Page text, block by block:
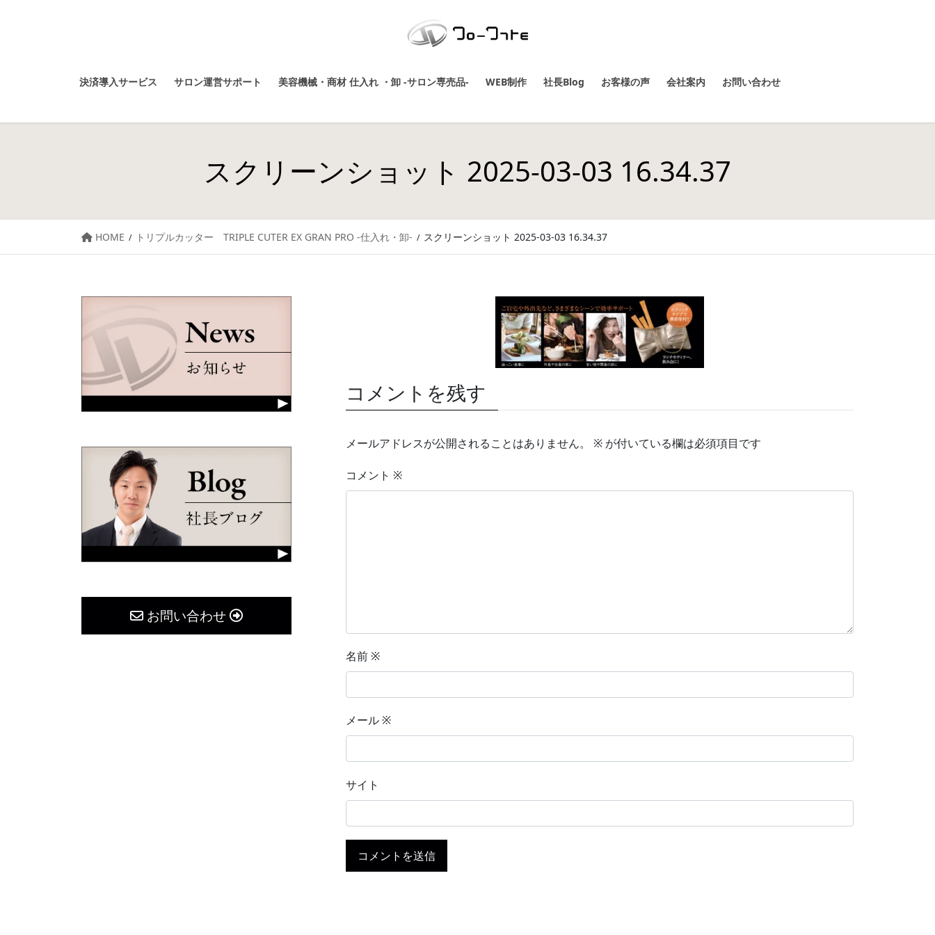
決済導入サービス サロン運営サポート 美容機械・商材 仕入れ ・卸 -サロン専売品- WEB制作 社長Blog お客様の声 会社案内 お問い合わせ
スクリーンショット 2025-03-03 16.34.37
HOME トリプルカッター TRIPLE CUTER EX GRAN PRO -仕入れ・卸- スクリーンショット 2025-03-03 16.34.37
コメントを残す
メールアドレスが公開されることはありません。 ※ が付いている欄は必須項目です
コメント ※
名前 ※
メール ※
サイト
お問い合わせ